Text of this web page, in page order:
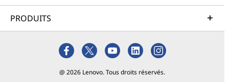
PRODUITS
@ 2026 Lenovo. Tous droits réservés.